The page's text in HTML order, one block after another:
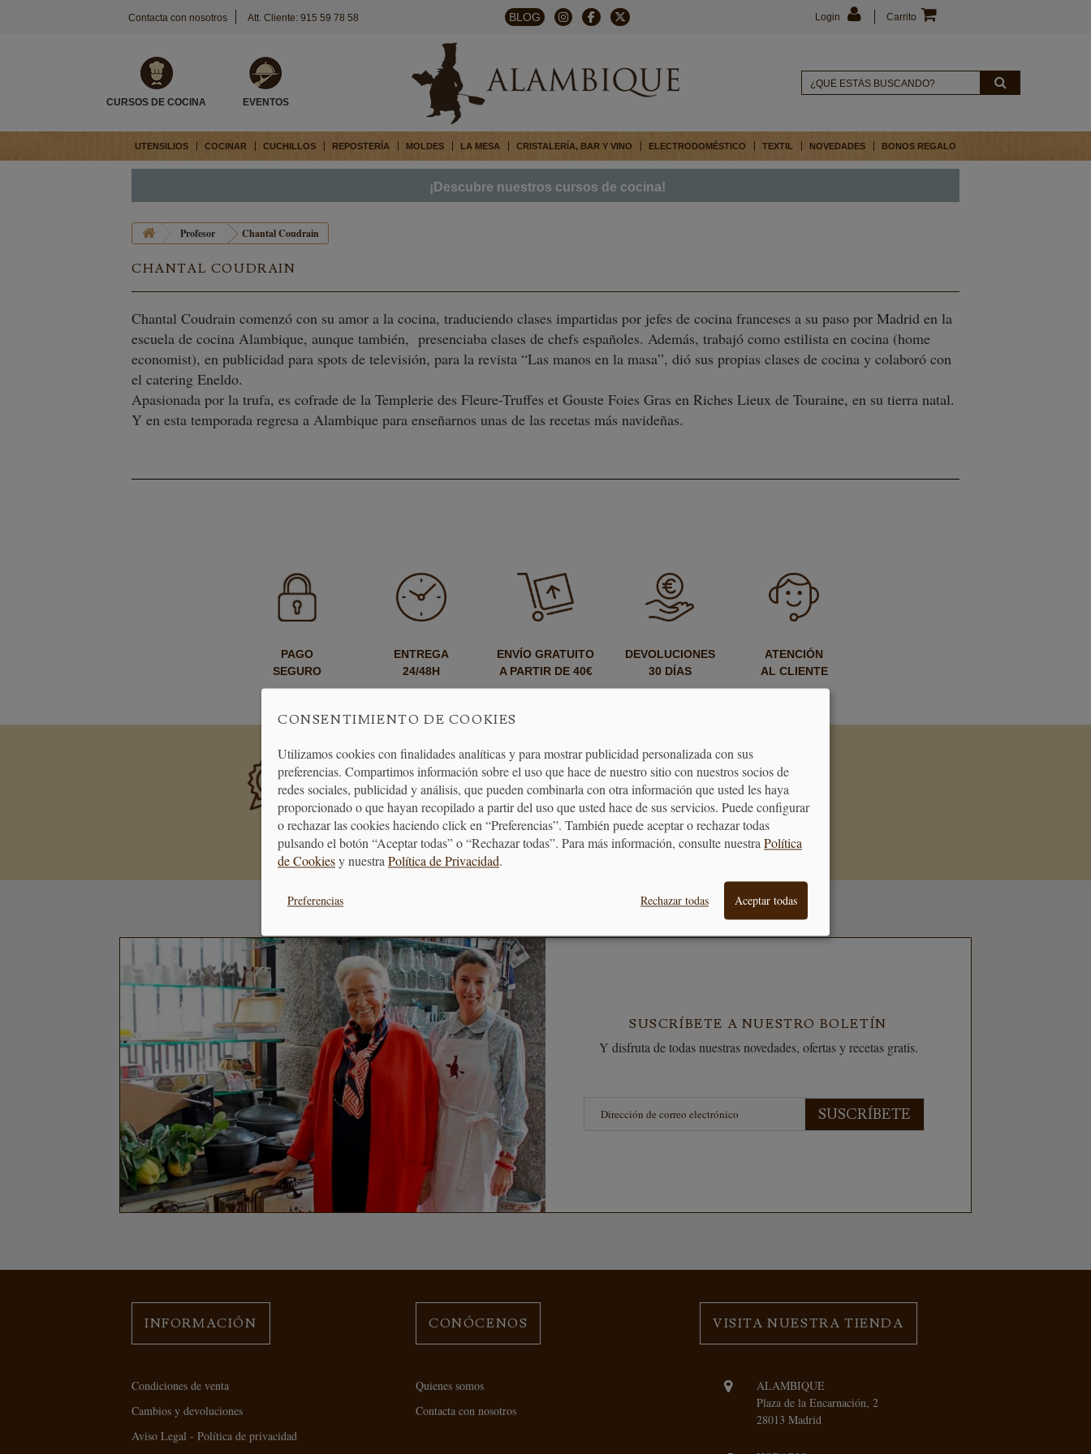
Contacta con nosotros Att. Cliente: 915 59 78 58 BLOG Carrito
Login
CURSOS DE COCINA EVENTOS
UTENSILIOS COCINAR CUCHILLOS REPOSTERÍA MOLDES LA MESA CRISTALERÍA, BAR Y VINO ELECTRODOMÉSTICO TEXTIL NOVEDADES BONOS REGALO
¡Descubre nuestros cursos de cocina!
Profesor Chantal Coudrain
CHANTAL COUDRAIN
Chantal Coudrain comenzó con su amor a la cocina, traduciendo clases impartidas por jefes de cocina franceses a su paso por Madrid en la
escuela de cocina Alambique, aunque también, presenciaba clases de chefs españoles. Además, trabajó como estilista en cocina (home
economist), en publicidad para spots de televisión, para la revista “Las manos en la masa”, dió sus propias clases de cocina y colaboró con
el catering Eneldo.
Apasionada por la trufa, es cofrade de la Templerie des Fleure-Truffes et Gouste Foies Gras en Riches Lieux de Touraine, en su tierra natal.
Y en esta temporada regresa a Alambique para enseñarnos unas de las recetas más navideñas.
PAGO
SEGURO
ENTREGA
24/48H
ENVÍO GRATUITO
A PARTIR DE 40€
DEVOLUCIONES
30 DÍAS
ATENCIÓN
AL CLIENTE
PREMIAMOS TUS COMPRAS
Consigue puntos en tus compras que
se transformarán en vales descuento
BONO REGALO
La forma más fácil de acertar cuando
quieras hacer un regalo
SUSCRÍBETE A NUESTRO BOLETÍN
Y disfruta de todas nuestras novedades, ofertas y recetas gratis.
SUSCRÍBETE
INFORMACIÓN
Condiciones de venta
Cambios y devoluciones
Aviso Legal - Política de privacidad
CONÓCENOS
Quienes somos
Contacta con nosotros
VISITA NUESTRA TIENDA
ALAMBIQUE
Plaza de la Encarnación, 2
28013 Madrid
CONSENTIMIENTO DE COOKIES
Utilizamos cookies con finalidades analíticas y para mostrar publicidad personalizada con sus
preferencias. Compartimos información sobre el uso que hace de nuestro sitio con nuestros socios de
redes sociales, publicidad y análisis, que pueden combinarla con otra información que usted les haya
proporcionado o que hayan recopilado a partir del uso que usted hace de sus servicios. Puede configurar
o rechazar las cookies haciendo click en “Preferencias”. También puede aceptar o rechazar todas
pulsando el botón “Aceptar todas” o “Rechazar todas”. Para más información, consulte nuestraPolítica
de Cookiesy nuestraPolítica de Privacidad.
Preferencias Rechazar todas Aceptar todas